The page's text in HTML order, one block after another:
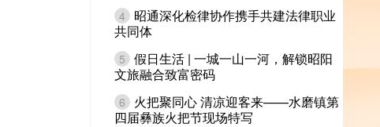
4
昭通深化检律协作携手共建法律职业
共同体
5 假日生活 | 一城一山一河，解锁昭阳
文旅融合致富密码
6
火把聚同心 清凉迎客来——水磨镇第
四届彝族火把节现场特写